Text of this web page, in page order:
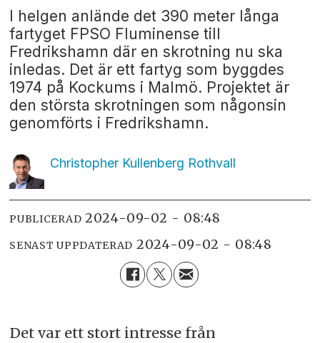
I helgen anlände det 390 meter långa
fartyget FPSO Fluminense till
Fredrikshamn där en skrotning nu ska
inledas. Det är ett fartyg som byggdes
1974 på Kockums i Malmö. Projektet är
den största skrotningen som någonsin
genomförts i Fredrikshamn.
Christopher Kullenberg Rothvall
PUBLICERAD 2024-09-02 - 08:48
SENAST UPPDATERAD 2024-09-02 - 08:48
Det var ett stort intresse från